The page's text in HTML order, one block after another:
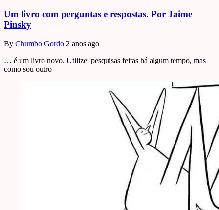
Um livro com perguntas e respostas. Por Jaime
Pinsky
By Chumbo Gordo 2 anos ago
… é um livro novo. Utilizei pesquisas feitas há algum tempo, mas
como sou outro